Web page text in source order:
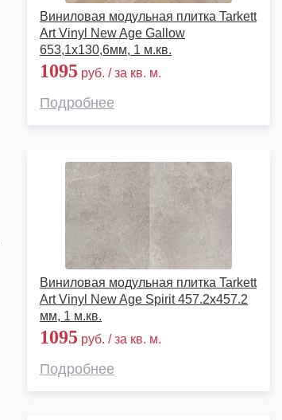
Виниловая модульная плитка Tarkett
Art Vinyl New Age Gallow
653,1х130,6мм, 1 м.кв.
1095 руб. / за кв. м.
Подробнее
Виниловая модульная плитка Tarkett
Art Vinyl New Age Spirit 457.2x457.2
мм, 1 м.кв.
1095 руб. / за кв. м.
Подробнее